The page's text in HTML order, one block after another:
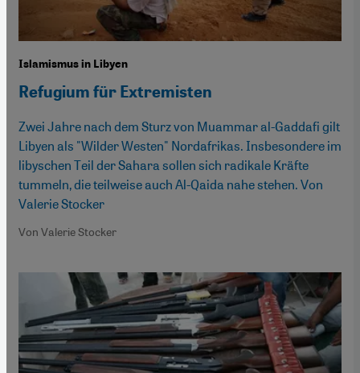
Islamismus in Libyen
Refugium für Extremisten
Zwei Jahre nach dem Sturz von Muammar al-Gaddafi gilt
Libyen als "Wilder Westen" Nordafrikas. Insbesondere im
libyschen Teil der Sahara sollen sich radikale Kräfte
tummeln, die teilweise auch Al-Qaida nahe stehen. Von
Valerie Stocker
Von Valerie Stocker